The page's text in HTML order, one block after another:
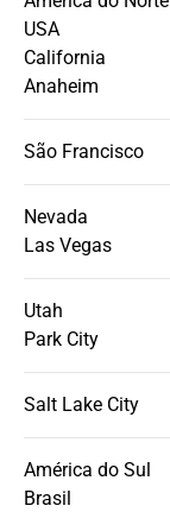
USA
California
Anaheim
São Francisco
Nevada
Las Vegas
Utah
Park City
Salt Lake City
América do Sul
Brasil